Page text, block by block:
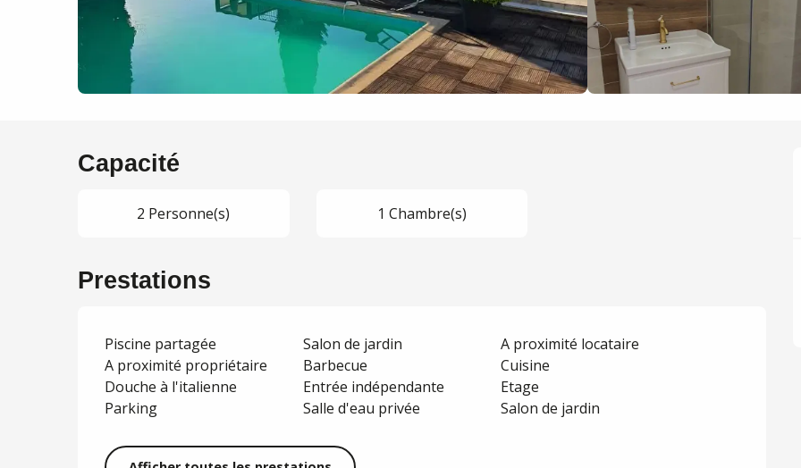
Capacité
2 Personne(s) 1 Chambre(s)
Prestations
Piscine partagée Salon de jardin
A proximité locataire
A proximité propriétaire
Barbecue
Cuisine
Douche à l'italienne
Entrée indépendante
Etage
Parking
Salle d'eau privée Salon de jardin